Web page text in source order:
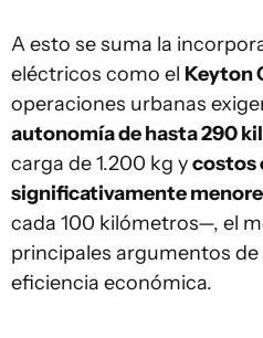
A esto se suma la
eléctricos como el Keyton
operaciones urbanas
autonomía de hasta 290
carga de 1.200 kg ycostos
significativamente
cada 100 kilómetros—, el
principales argumentos
eficiencia económica.